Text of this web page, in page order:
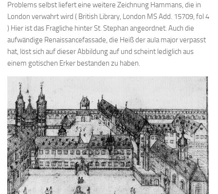
Problems selbst liefert eine weitere Zeichnung Hammans, die in
London verwahrt wird ( British Library, London MS Add. 15709, fol 4
) Hier ist das Fragliche hinter St. Stephan angeordnet. Auch die
aufwändige Renaissancefassade, die Heiß der aula major verpasst
hat, löst sich auf dieser Abbildung auf und scheint lediglich aus
einem gotischen Erker bestanden zu haben.